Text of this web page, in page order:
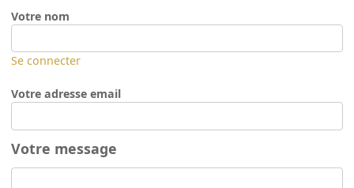
Votre nom
Se connecter
Votre adresse email
Votre message